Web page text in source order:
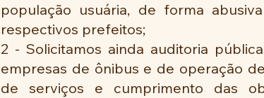
população usuária, de forma
respectivos prefeitos;
2 - Solicitamos ainda auditoria
empresas de ônibus e de operação
de serviços e cumprimento das